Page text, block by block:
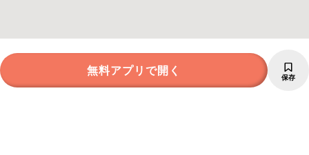
無料アプリで開く 保存